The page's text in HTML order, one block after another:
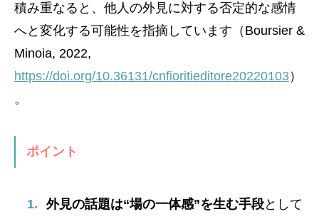
積み重なると、他人の外見に対する否定的な感情
へと変化する可能性を指摘しています（Boursier &
Minoia, 2022,
https://doi.org/10.36131/cnfioritieditore20220103）
。
ポイント
外見の話題は“場の一体感”を生む手段として